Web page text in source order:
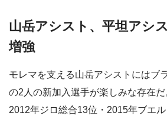
山岳アシスト、平坦アシ
増強
モレマを支える山岳アシストにはブ
の2人の新加入選手が楽しみな存在
2012年ジロ総合13位・2015年ブエ